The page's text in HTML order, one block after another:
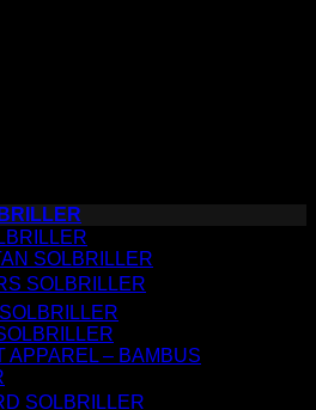
SOLBRILLER
SOLBRILLER
APPAREL – BAMBUS
SOLBRILLER